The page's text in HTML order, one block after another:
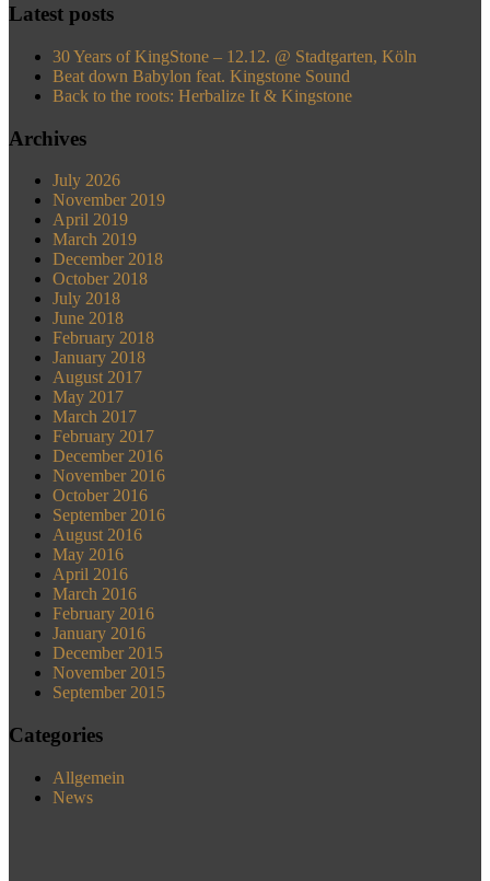
Latest posts
30 Years of KingStone – 12.12. @ Stadtgarten, Köln
Beat down Babylon feat. Kingstone Sound
Back to the roots: Herbalize It & Kingstone
Archives
July 2026
November 2019
April 2019
March 2019
December 2018
October 2018
July 2018
June 2018
February 2018
January 2018
August 2017
May 2017
March 2017
February 2017
December 2016
November 2016
October 2016
September 2016
August 2016
May 2016
April 2016
March 2016
February 2016
January 2016
December 2015
November 2015
September 2015
Categories
Allgemein
News